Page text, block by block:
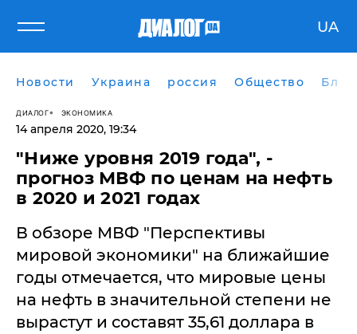
UA
Новости Украина россия Общество
ДИАЛОГ ЭКОНОМИКА
14 апреля 2020, 19:34
"Ниже уровня 2019 года", -
прогноз МВФ по ценам на нефть
в 2020 и 2021 годах
В обзоре МВФ "Перспективы
мировой экономики" на ближайшие
годы отмечается, что мировые цены
на нефть в значительной степени не
вырастут и составят 35,61 доллара в